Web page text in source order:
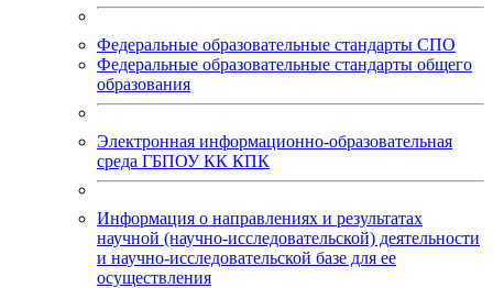
Федеральные образовательные стандарты СПО
Федеральные образовательные стандарты общего
образования
Электронная информационно-образовательная
среда ГБПОУ КК КПК
Информация о направлениях и результатах
научной (научно-исследовательской) деятельности
и научно-исследовательской базе для ее
осуществления